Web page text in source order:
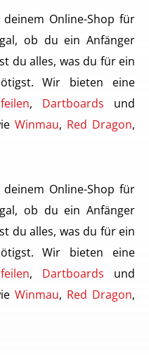
Online-Shop für
ob du ein Anfänger
du alles, was du für ein
Wir bieten eine
, Dartboards und
Winmau, Red Dragon,
Online-Shop für
ob du ein Anfänger
du alles, was du für ein
Wir bieten eine
, Dartboards und
Winmau, Red Dragon,